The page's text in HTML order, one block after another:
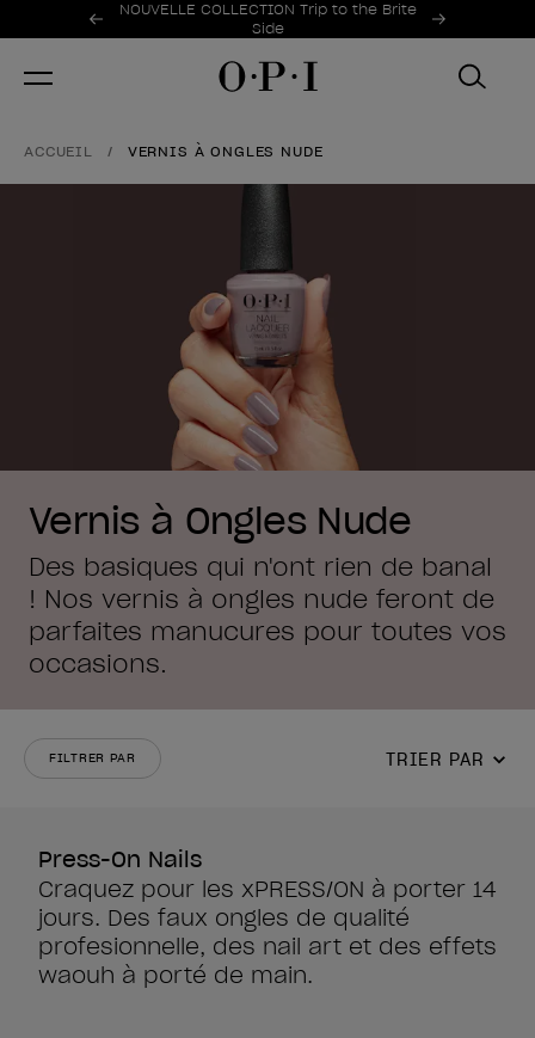
Offres promotionnelles
NOUVELLE COLLECTION Trip to the Brite
Side
Item 1 of 2
ACCUEIL VERNIS À ONGLES NUDE
Vernis à Ongles Nude
Des basiques qui n'ont rien de banal
! Nos vernis à ongles nude feront de
parfaites manucures pour toutes vos
occasions.
FILTRER PAR TRIER PAR
Press-On Nails
Craquez pour les xPRESS/ON à porter 14
jours. Des faux ongles de qualité
profesionnelle, des nail art et des effets
waouh à porté de main.